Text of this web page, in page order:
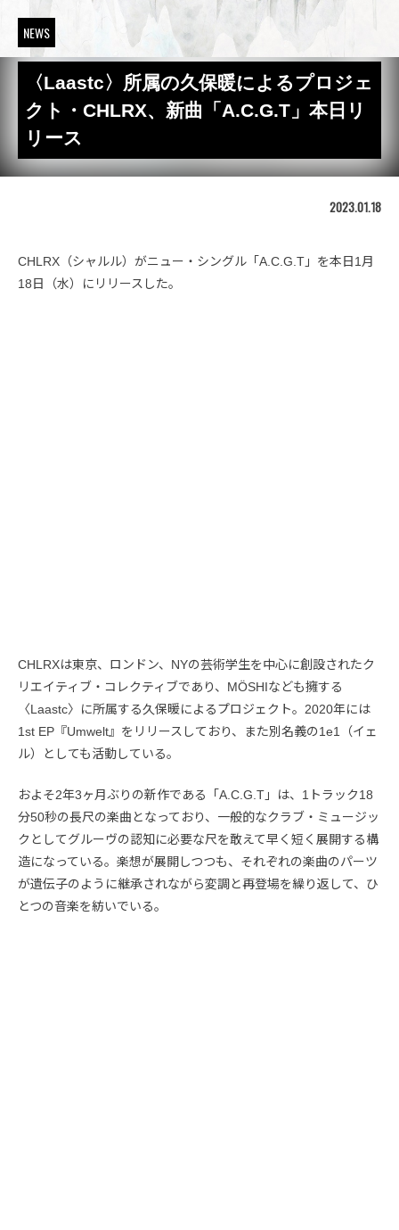
NEWS
〈Laastc〉所属の久保暖によるプロジェ
クト・CHLRX、新曲「A.C.G.T」本日リ
リース
2023.01.18
CHLRX（シャルル）がニュー・シングル「A.C.G.T」を本日1月
18日（水）にリリースした。
CHLRXは東京、ロンドン、NYの芸術学生を中心に創設されたク
リエイティブ・コレクティブであり、MÖSHIなども擁する
〈Laastc〉に所属する久保暖によるプロジェクト。2020年には
1st EP『Umwelt』をリリースしており、また別名義の1e1（イェ
ル）としても活動している。
およそ2年3ヶ月ぶりの新作である「A.C.G.T」は、1トラック18
分50秒の長尺の楽曲となっており、一般的なクラブ・ミュージッ
クとしてグルーヴの認知に必要な尺を敢えて早く短く展開する構
造になっている。楽想が展開しつつも、それぞれの楽曲のパーツ
が遺伝子のように継承されながら変調と再登場を繰り返して、ひ
とつの音楽を紡いでいる。